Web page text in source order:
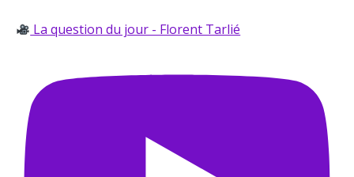
La question du jour - Florent Tarlié